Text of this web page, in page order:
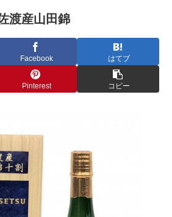
産山田錦
Facebook はてブ
Pinterest コピー